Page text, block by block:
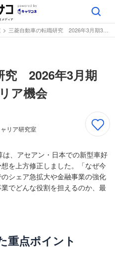
三菱自動車の転職研究 2026年3月期3Q決算に見るキャリア機会
究 2026年3月期
ア機会
リア研究室
、アセアン・日本での新型車好
を上方修正しました。「なぜ今
シェア急拡大や金融事業の強化
でどんな役割を担えるのか、最
重点ポイント